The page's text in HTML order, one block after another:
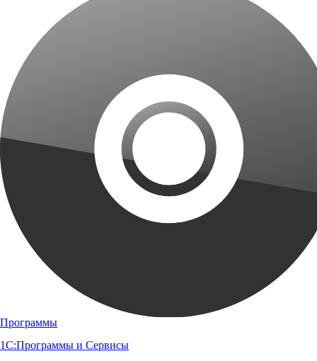
Программы
1С:Программы и Сервисы